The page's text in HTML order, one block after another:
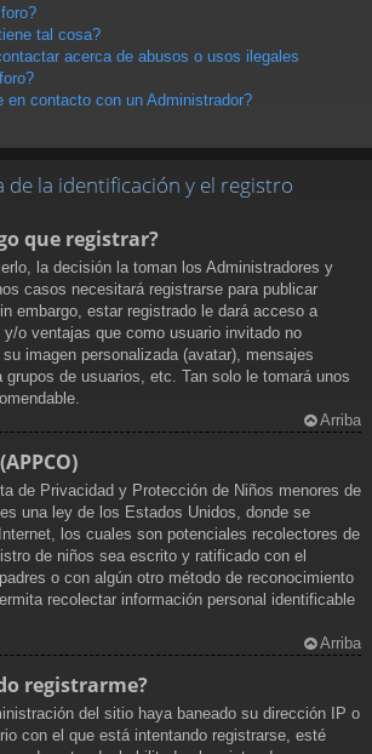
tal cosa?
acerca de abusos o usos ilegales
en contacto con un Administrador?
de la identificación y el registro
que registrar?
la decisión la toman los Administradores y
casos necesitará registrarse para publicar
embargo, estar registrado le dará acceso a
o ventajas que como usuario invitado no
imagen personalizada (avatar), mensajes
de usuarios, etc. Tan solo le tomará unos
Arriba
de Privacidad y Protección de Niños menores de
una ley de los Estados Unidos, donde se
los cuales son potenciales recolectores de
de niños sea escrito y ratificado con el
o con algún otro método de reconocimiento
recolectar información personal identificable
Arriba
registrarme?
del sitio haya baneado su dirección IP o
con el que está intentando registrarse, esté